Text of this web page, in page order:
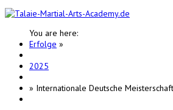
You are here:
Erfolge »
2025
» Internationale Deutsche